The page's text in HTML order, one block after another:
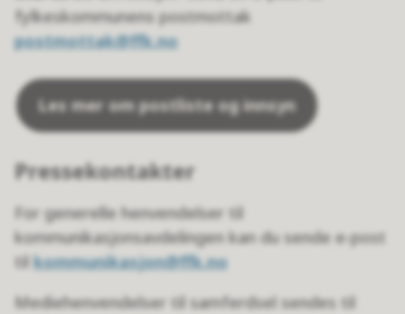
fylkeskommunens postmottak
postmottak@ffk.no
Les mer om postliste og innsyn
Pressekontakter
For generelle henvendelser til
kommunikasjonsavdelingen kan du sende e-post
tilkommunikasjon@ffk.no
Mediehenvendelser til samferdsel sendes til